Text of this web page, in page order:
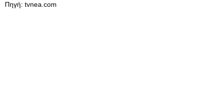
Πηγή: tvnea.com